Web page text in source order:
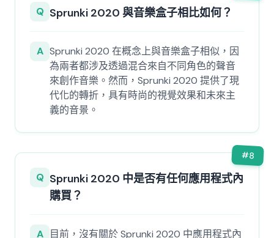
Q Sprunki 2020 與音樂盒子相比如何？
A Sprunki 2020 在概念上與音樂盒子相似，因
為兩者都涉及透過混合來自不同角色的聲音
來創作音樂。然而，Sprunki 2020 提供了現
代化的轉折，具有時尚的視覺效果和未來主
義的音景。
#8
Q Sprunki 2020 中是否有任何應用程式內
購買？
A
目前，沒有關於 Sprunki 2020 中應用程式內